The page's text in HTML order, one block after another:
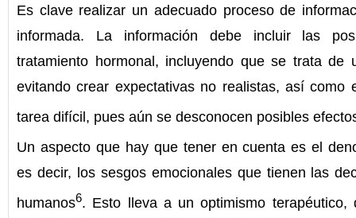
Es clave realizar un adecuado proceso de
informada. La información debe incluir las
tratamiento hormonal, incluyendo que se trata de
evitando crear expectativas no realistas, así como
tarea difícil, pues aún se desconocen posibles
Un aspecto que hay que tener en cuenta es el
es decir, los sesgos emocionales que tienen las
humanos6. Esto lleva a un optimismo terapéutico,